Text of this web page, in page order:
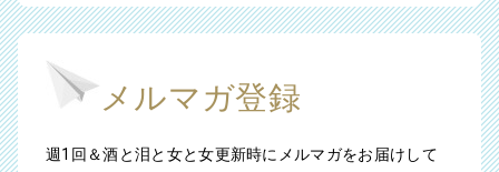
メルマガ登録
週1回＆酒と泪と女と女更新時にメルマガをお届けして